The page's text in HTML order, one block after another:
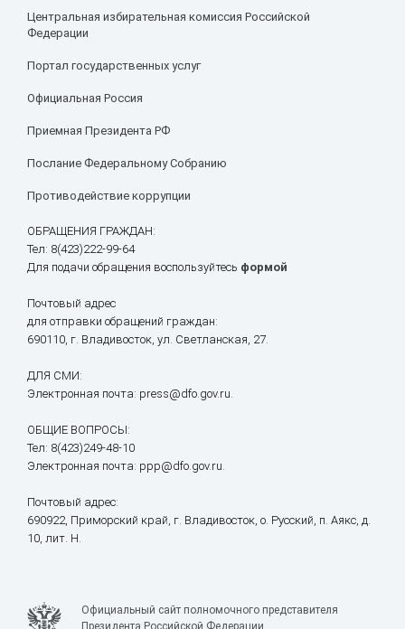
Центральная избирательная комиссия Российской
Федерации
Портал государственных услуг
Официальная Россия
Приемная Президента РФ
Послание Федеральному Собранию
Противодействие коррупции
ОБРАЩЕНИЯ ГРАЖДАН:
Тел: 8(423)222-99-64
Для подачи обращения воспользуйтесь формой
Почтовый адрес
для отправки обращений граждан:
690110, г. Владивосток, ул. Светланская, 27.
ДЛЯ СМИ:
Электронная почта: press@dfo.gov.ru.
ОБЩИЕ ВОПРОСЫ:
Тел: 8(423)249-48-10
Электронная почта: ppp@dfo.gov.ru.
Почтовый адрес:
690922, Приморский край, г. Владивосток, о. Русский, п. Аякс, д.
10, лит. Н.
Официальный сайт полномочного представителя
Президента Российской Федерации